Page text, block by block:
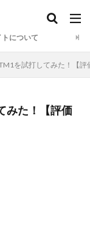
トについて
を試打してみた！【
みた！【評価